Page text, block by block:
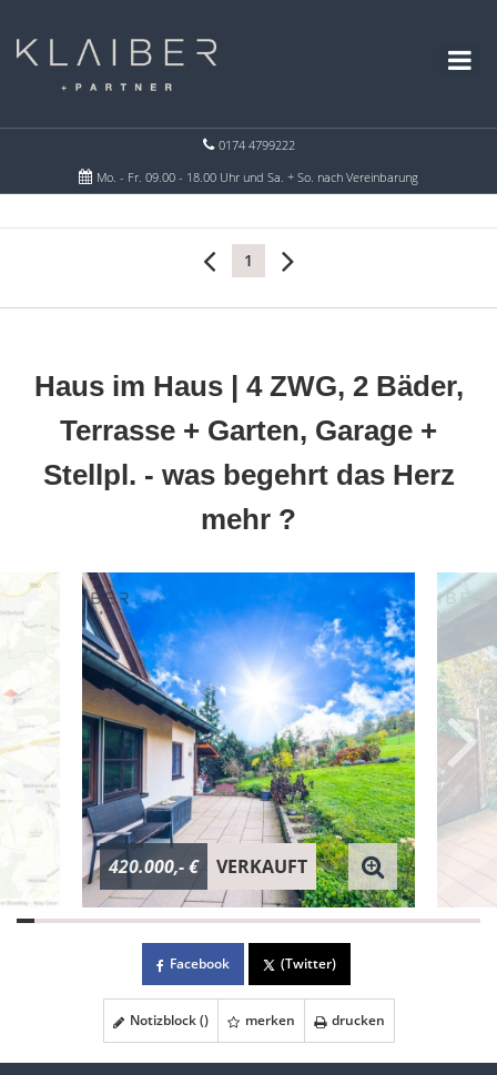
0174 4799222
Mo. - Fr. 09.00 - 18.00 Uhr und Sa. + So. nach Vereinbarung
1
Haus im Haus | 4 ZWG, 2 Bäder,
Terrasse + Garten, Garage +
Stellpl. - was begehrt das Herz
mehr ?
420.000,- € VERKAUFT
Facebook (Twitter)
Notizblock () merken drucken